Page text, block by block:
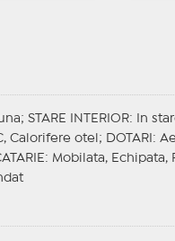
STARE INTERIOR: In
Calorifere otel;
DOTARI :
: Mobilata, Echipata,